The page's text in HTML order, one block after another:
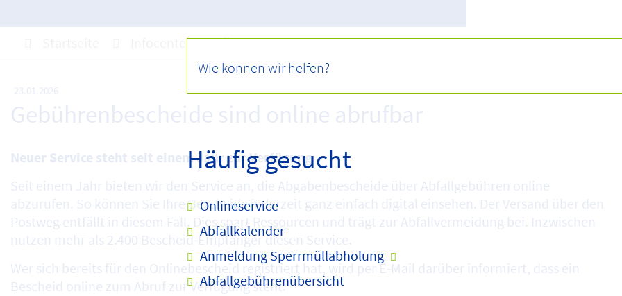
Häufig gesucht
Onlineservice
Abfallkalender
Anmeldung Sperrmüllabholung
Abfallgebührenübersicht
Infocenter Über uns Aktuelles Meldungen
23.01.2026
Gebührenbescheide sind online abrufbar
Neuer Service steht seit einem Jahr zur Verfügung
Seit einem Jahr bieten wir den Service an, die Abgabenbescheide über Abfallgebühren online
abzurufen. So können Sie Ihre Bescheide jederzeit ganz einfach digital einsehen. Der Versand über den
Postweg entfällt in diesem Fall. Dies spart Ressourcen und trägt zur Abfallvermeidung bei. Inzwischen
nutzen mehr als 2.400 Bescheid-Empfänger diesen Service.
Wer sich bereits für den Onlinebescheid registriert hat, wird per E-Mail darüber informiert, dass ein
Bescheid online zum Abruf zur Verfügung steht.